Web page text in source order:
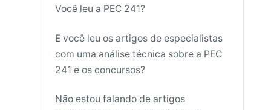
Você leu a PEC 241?
E você leu os artigos de especialistas
com uma análise técnica sobre a PEC
241 e os concursos?
Não estou falando de artigos